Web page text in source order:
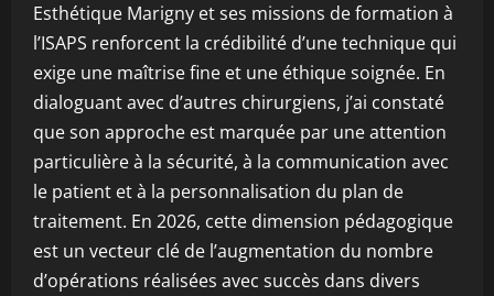
Esthétique Marigny et ses missions de formation à
l’ISAPS renforcent la crédibilité d’une technique qui
exige une maîtrise fine et une éthique soignée. En
dialoguant avec d’autres chirurgiens, j’ai constaté
que son approche est marquée par une attention
particulière à la sécurité, à la communication avec
le patient et à la personnalisation du plan de
traitement. En 2026, cette dimension pédagogique
est un vecteur clé de l’augmentation du nombre
d’opérations réalisées avec succès dans divers